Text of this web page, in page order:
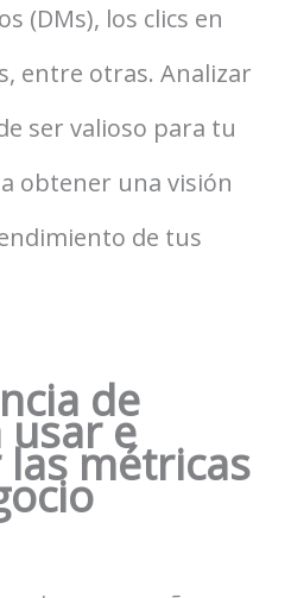
(DMs), los clics en
entre otras. Analizar
ser valioso para tu
obtener una visión
de tus
de
e
métricas